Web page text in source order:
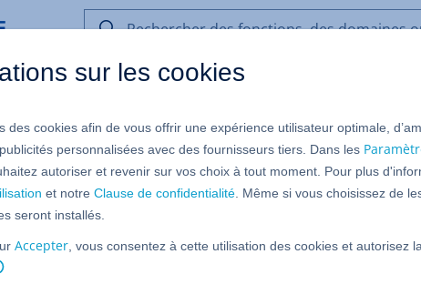
ou
de
l’aide
et Cloud
(VPS Windows et VPS Linux)
VPS Linux et Serveur Cloud migré gérés dans le Cloud Panel
Plesk sur un VPS Windows ou VPS Linux, vous devez installer
La procédure à suivre est expliquée pas-à-pas dans les articles
sur les cookies
des cookies afin de vous offrir une expérience utilisateur optimale,
personnalisées avec des fournisseurs tiers. Dans les
autoriser et revenir sur vos choix à tout moment. Pour plus
et notre Clause de confidentialité . Même si vous choisissez de
seront installés.
Accepter , vous consentez à cette utilisation des cookies et autorisez